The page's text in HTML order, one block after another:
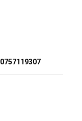
0757119307